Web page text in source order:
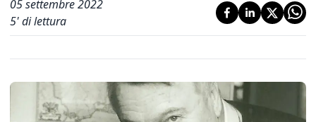
05 settembre 2022
5' di lettura